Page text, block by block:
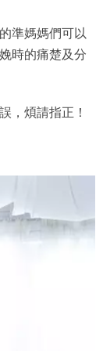
準媽媽們可以
時的痛楚及分
，煩請指正！